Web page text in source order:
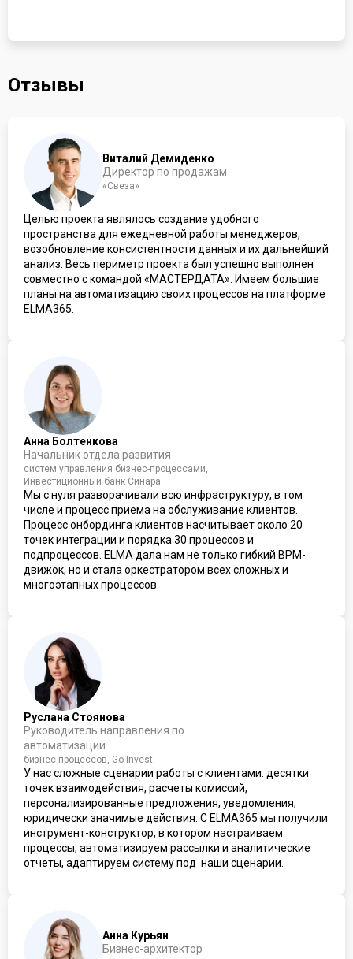
Отзывы
Виталий Демиденко
Директор по продажам
«Свеза»
Целью проекта являлось создание удобного
пространства для ежедневной работы менеджеров,
возобновление консистентности данных и их дальнейший
анализ. Весь периметр проекта был успешно выполнен
совместно с командой «МАСТЕРДАТА». Имеем большие
планы на автоматизацию своих процессов на платформе
ELMA365.
Анна Болтенкова
Начальник отдела развития
систем управления бизнес-процессами,
Инвестиционный банк Синара
Мы с нуля разворачивали всю инфраструктуру, в том
числе и процесс приема на обслуживание клиентов.
Процесс онбординга клиентов насчитывает около 20
точек интеграции и порядка 30 процессов и
подпроцессов. ELMA дала нам не только гибкий BPM-
движок, но и стала оркестратором всех сложных и
многоэтапных процессов.
Руслана Стоянова
Руководитель направления по
автоматизации
бизнес-процессов, Go Invest
У нас сложные сценарии работы с клиентами: десятки
точек взаимодействия, расчеты комиссий,
персонализированные предложения, уведомления,
юридически значимые действия. С ELMA365 мы получили
инструмент-конструктор, в котором настраиваем
процессы, автоматизируем рассылки и аналитические
отчеты, адаптируем систему под наши сценарии.
Анна Курьян
Бизнес-архитектор